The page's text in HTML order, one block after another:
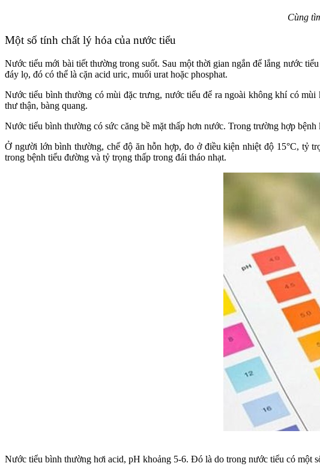
Cùng
Một số tính chất lý hóa của nước tiểu
Nước tiểu mới bài tiết thường trong suốt. Sau một thời gian ngắn để lắng nước
đáy lọ, đó có thể là cặn acid uric, muối urat hoặc phosphat.
Nước tiểu bình thường có mùi đặc trưng, nước tiểu để ra ngoài không khí có
thư thận, bàng quang.
Nước tiểu bình thường có sức căng bề mặt thấp hơn nước. Trong trường hợp
Ở người lớn bình thường, chế độ ăn hỗn hợp, đo ở điều kiện nhiệt độ 15°C, tỷ
trong bệnh tiểu đường và tỷ trọng thấp trong đái tháo nhạt.
Nước tiểu bình thường hơi acid, pH khoảng 5-6. Đó là do trong nước tiểu có một